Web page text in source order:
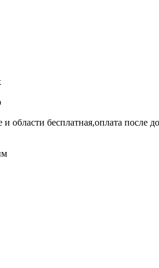
области бесплатная,оплата после